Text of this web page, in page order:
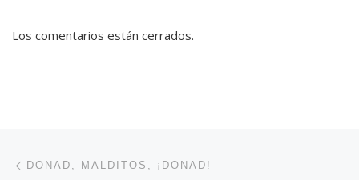
Los comentarios están cerrados.
Navegación de entradas
DONAD, MALDITOS, ¡DONAD!